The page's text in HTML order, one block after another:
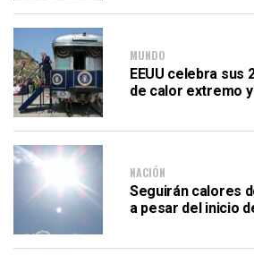
MUNDO
EEUU celebra sus
de calor extremo
NACIÓN
Seguirán calores
a pesar del inicio